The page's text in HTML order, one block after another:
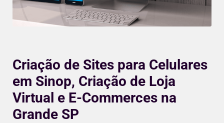
Criação de Sites para Celulares
em Sinop, Criação de Loja
Virtual e E-Commerces na
Grande SP